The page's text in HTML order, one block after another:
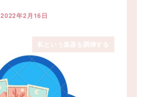
投稿日
2022年2月16日
私という楽器を調律する